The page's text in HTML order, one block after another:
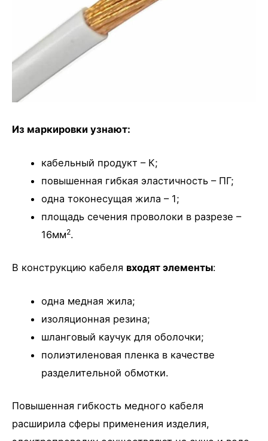
Из маркировки узнают:
кабельный продукт – К;
повышенная гибкая эластичность – ПГ;
одна токонесущая жила – 1;
площадь сечения проволоки в разрезе –
16мм2.
В конструкцию кабеля входят элементы:
одна медная жила;
изоляционная резина;
шланговый каучук для оболочки;
полиэтиленовая пленка в качестве
разделительной обмотки.
Повышенная гибкость медного кабеля
расширила сферы применения изделия,